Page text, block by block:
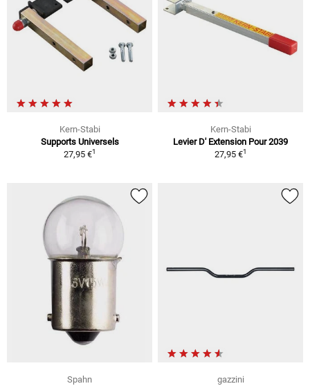
Kern-Stabi
Supports Universels
27,95 €1
Kern-Stabi
Levier D' Extension Pour 2039
27,95 €1
Spahn gazzini